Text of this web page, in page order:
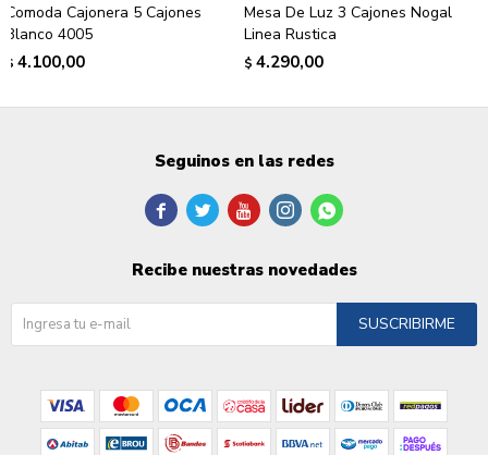
Comoda Cajonera 5 Cajones
Blanco 4005
$ 4.100,00
Mesa De Luz 3 Cajones Nogal
Linea Rustica
$ 4.290,00
Seguinos en las redes
    
Recibe nuestras novedades
SUSCRIBIRME